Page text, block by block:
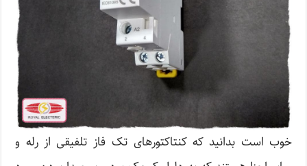
خوب است بدانید که کنتاکتور‌های تک فاز تلفیقی از رله و